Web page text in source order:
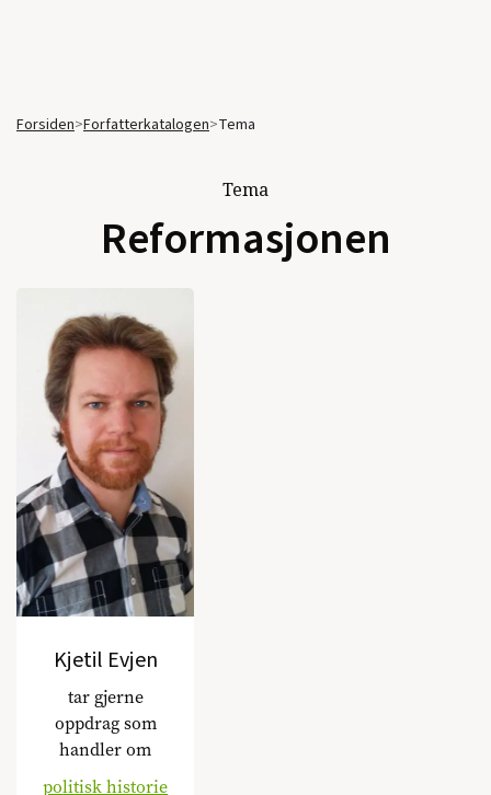
Forsiden>Forfatterkatalogen>Tema
Tema
Reformasjonen
Kjetil Evjen
tar gjerne
oppdrag som
handler om
politisk historie